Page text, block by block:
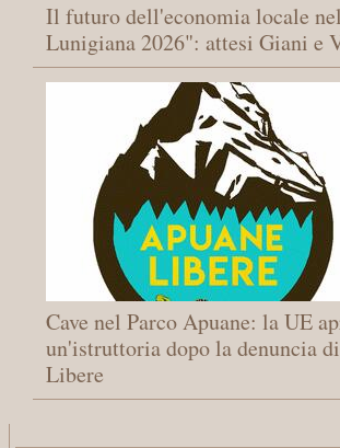
Il futuro dell'economia locale
Lunigiana 2026": attesi Giani e
Cave nel Parco Apuane: la UE
un'istruttoria dopo la denuncia
Libere